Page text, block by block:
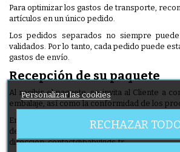
Para optimizar los gastos de transporte,
artículos en un único pedido.
Los pedidos separados no siempre
validados. Por lo tanto, cada pedido puede
gastos de envío.
Recepción de su paquete
Al recibir el paquete, se invita al Cliente a
embalaje, así como la conformidad de los
En caso de anomalía, paquete dañado o
debe ponerse en contacto con Baby Kids
dirección:contact@babykids.fr
Personalizar las cookies
RECHAZAR